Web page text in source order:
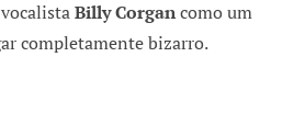
vocalistaBilly Corgancomo um
completamente bizarro.